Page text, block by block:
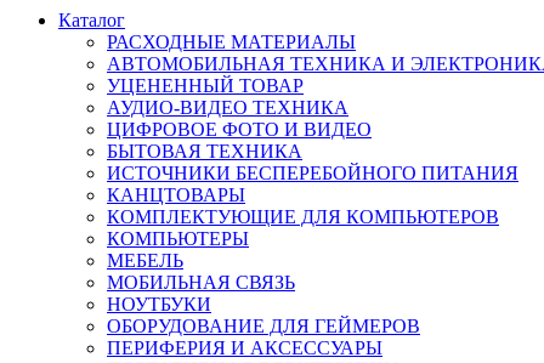
Каталог
РАСХОДНЫЕ МАТЕРИАЛЫ
АВТОМОБИЛЬНАЯ ТЕХНИКА И
УЦЕНЕННЫЙ ТОВАР
АУДИО-ВИДЕО ТЕХНИКА
ЦИФРОВОЕ ФОТО И ВИДЕО
БЫТОВАЯ ТЕХНИКА
ИСТОЧНИКИ БЕСПЕРЕБОЙНОГО ПИТАНИЯ
КАНЦТОВАРЫ
КОМПЛЕКТУЮЩИЕ ДЛЯ КОМПЬЮТЕРОВ
КОМПЬЮТЕРЫ
МЕБЕЛЬ
МОБИЛЬНАЯ СВЯЗЬ
НОУТБУКИ
ОБОРУДОВАНИЕ ДЛЯ ГЕЙМЕРОВ
ПЕРИФЕРИЯ И АКСЕССУАРЫ